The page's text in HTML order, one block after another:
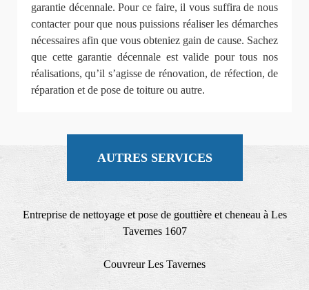
garantie décennale. Pour ce faire, il vous suffira de nous
contacter pour que nous puissions réaliser les démarches
nécessaires afin que vous obteniez gain de cause. Sachez
que cette garantie décennale est valide pour tous nos
réalisations, qu’il s’agisse de rénovation, de réfection, de
réparation et de pose de toiture ou autre.
AUTRES SERVICES
Entreprise de nettoyage et pose de gouttière et cheneau à Les
Tavernes 1607
Couvreur Les Tavernes